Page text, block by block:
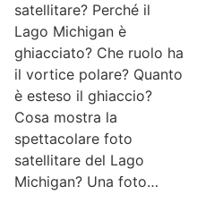
satellitare? Perché il
Lago Michigan è
ghiacciato? Che ruolo ha
il vortice polare? Quanto
è esteso il ghiaccio?
Cosa mostra la
spettacolare foto
satellitare del Lago
Michigan? Una foto…